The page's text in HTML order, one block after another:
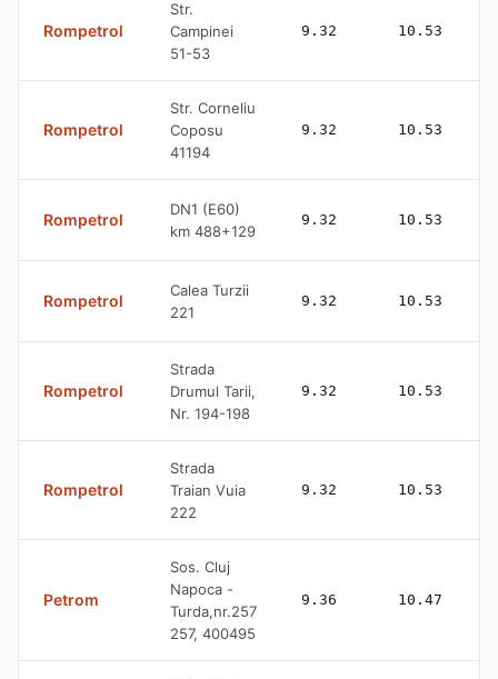
Rompetrol
Str.
Campinei
51-53
9.32 10.53
Rompetrol
Str. Corneliu
Coposu
41194
9.32 10.53
Rompetrol
DN1 (E60)
km 488+129
9.32 10.53
Rompetrol
Calea Turzii
221
9.32 10.53
Rompetrol
Strada
Drumul Tarii,
Nr. 194-198
9.32 10.53
Rompetrol
Strada
Traian Vuia
222
9.32 10.53
Petrom
Sos. Cluj
Napoca -
Turda,nr.257
257, 400495
9.36 10.47